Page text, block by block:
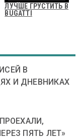
ЛУЧШЕ ГРУСТИТЬ В
BUGATTI
В
И ДНЕВНИКАХ
ПЯТЬ ЛЕТ»